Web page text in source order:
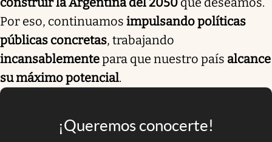
Por eso, continuamos impulsando políticas
públicas concretas, trabajando
incansablementepara que nuestro país alcance
su máximo potencial.
¡Queremos conocerte!